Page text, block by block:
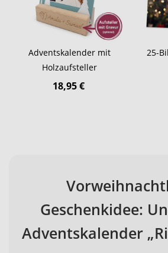
Adventskalender mit
Holzaufsteller
18,95 €
25-
Geschenkidee:
Adventskalender